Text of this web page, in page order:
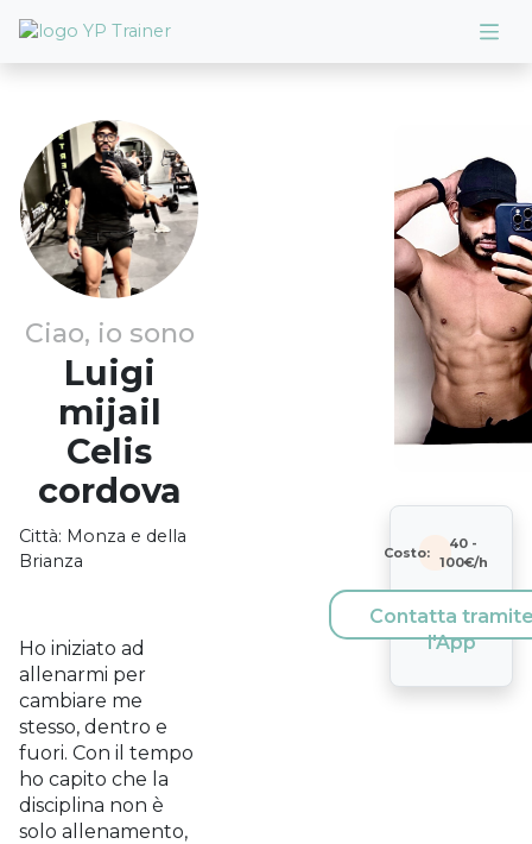
Ciao, io sono
Luigi
mijail
Celis
cordova
Città: Monza e della
Brianza
Ho iniziato ad
allenarmi per
cambiare me
stesso, dentro e
fuori. Con il tempo
ho capito che la
disciplina non è
solo allenamento,
Costo:
40 -
100€/h
Contatta
l'App